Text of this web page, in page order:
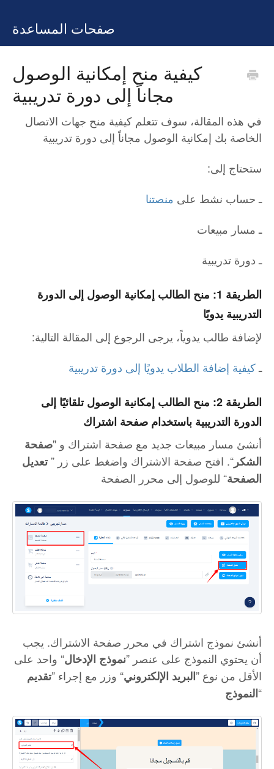
صفحات المساعدة
كيفية منح إمكانية الوصول
مجاناً إلى دورة تدريبية
في هذه المقالة، سوف تتعلم كيفية منح جهات الاتصال
الخاصة بك إمكانية الوصول مجاناً إلى دورة تدريبية
:ستحتاج إلى
ـ حساب نشط على منصتنا
ـ مسار مبيعات
ـ دورة تدريبية
الطريقة 1: منح الطالب إمكانية الوصول إلى الدورة
التدريبية يدويًا
:لإضافة طالب يدوياً، يرجى الرجوع إلى المقالة التالية
ـكيفية إضافة الطلاب يدويًا إلى دورة تدريبية
الطريقة 2: منح الطالب إمكانية الوصول تلقائيًا إلى
الدورة التدريبية باستخدام صفحة اشتراك
أنشئ مسار مبيعات جديد مع صفحة اشتراك و "صفحة
الشكر“. افتح صفحة الاشتراك واضغط على زر ”تعديل
الصفحة“ للوصول إلى محرر الصفحة
أنشئ نموذج اشتراك في محرر صفحة الاشتراك. يجب
أن يحتوي النموذج على عنصر ”نموذج الإدخال“ واحد على
الأقل من نوع ”البريد الإلكتروني“ وزر مع إجراء ”تقديم
النموذج“